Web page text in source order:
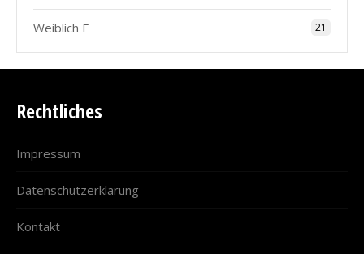
Weiblich E 21
Rechtliches
Impressum
Datenschutzerklärung
Kontakt